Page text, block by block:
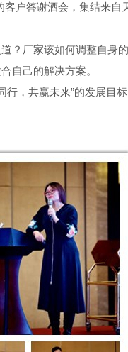
户答谢酒会，集结来
？厂家该如何调整自身
自己的解决方案。
，共赢未来”的发展目